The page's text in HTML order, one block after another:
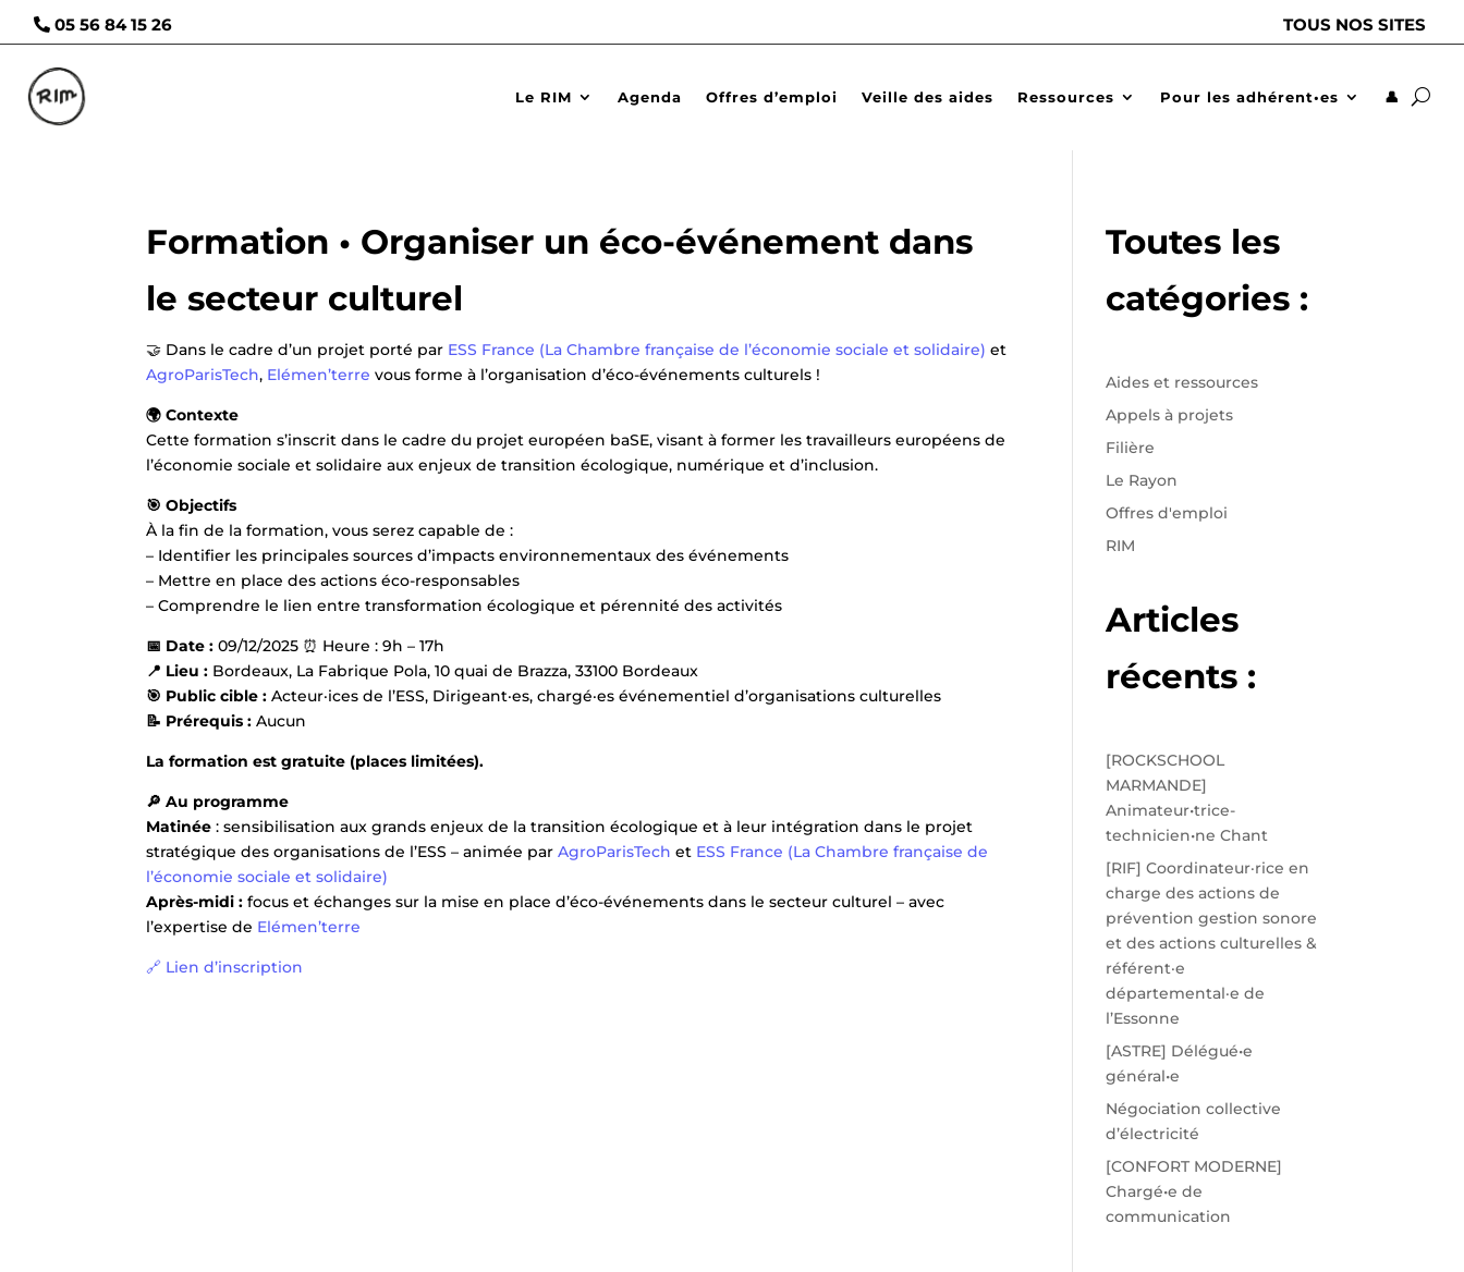
05 56 84 15 26 TOUS NOS SITES
Le RIM Agenda Offres d’emploi Veille des aides Ressources Pour les adhérent•es 👤
Formation • Organiser un éco-événement dans
le secteur culturel
🤝 Dans le cadre d’un projet porté par ESS France (La Chambre française de l’économie sociale et solidaire) et
AgroParisTech, Elémen’terre vous forme à l’organisation d’éco-événements culturels !
🌍 Contexte
Cette formation s’inscrit dans le cadre du projet européen baSE, visant à former les travailleurs européens de
l’économie sociale et solidaire aux enjeux de transition écologique, numérique et d’inclusion.
🎯 Objectifs
À la fin de la formation, vous serez capable de :
– Identifier les principales sources d’impacts environnementaux des événements
– Mettre en place des actions éco-responsables
– Comprendre le lien entre transformation écologique et pérennité des activités
📅 Date : 09/12/2025 ⏰ Heure : 9h – 17h
📍 Lieu : Bordeaux, La Fabrique Pola, 10 quai de Brazza, 33100 Bordeaux
🎯 Public cible : Acteur·ices de l’ESS, Dirigeant·es, chargé·es événementiel d’organisations culturelles
📝 Prérequis : Aucun
La formation est gratuite (places limitées).
🔎 Au programme
Matinée : sensibilisation aux grands enjeux de la transition écologique et à leur intégration dans le projet
stratégique des organisations de l’ESS – animée parAgroParisTech et ESS France (La Chambre française de
l’économie sociale et solidaire)
Après-midi : focus et échanges sur la mise en place d’éco-événements dans le secteur culturel – avec
l’expertise de Elémen’terre
🔗 Lien d’inscription
Toutes les
catégories :
Aides et ressources
Appels à projets
Filière
Le Rayon
Offres d'emploi
RIM
Articles
récents :
[ROCKSCHOOL
MARMANDE]
Animateur•trice-
technicien•ne Chant
[RIF] Coordinateur·rice en
charge des actions de
prévention gestion sonore
et des actions culturelles &
référent·e
départemental·e de
l’Essonne
[ASTRE] Délégué•e
général•e
Négociation collective
d’électricité
[CONFORT MODERNE]
Chargé•e de
communication